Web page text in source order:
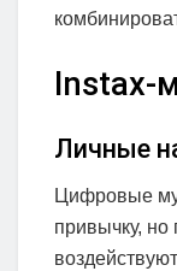
Instax-
Личные
Цифровые
привычку,